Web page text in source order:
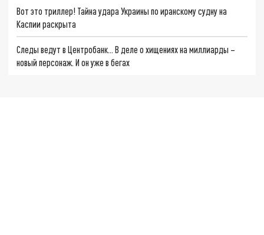
Вот это триллер! Тайна удара Украины по иранскому судну на
Каспии раскрыта
Следы ведут в Центробанк… В деле о хищениях на миллиарды –
новый персонаж. И он уже в бегах